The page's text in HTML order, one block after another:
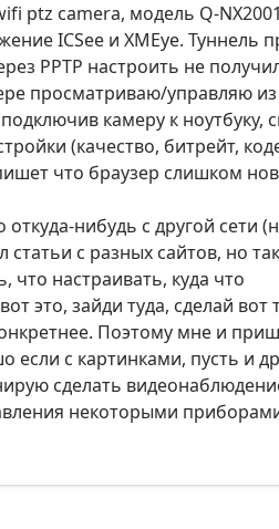
ptz camera, модель Q-
ICSee и XMEye. Туннель
PPTP настроить не
просматриваю/управляю из
камеру к ноутбуку,
(качество, битрейт,
что браузер слишком
нибудь с другой сети
с разных сайтов, но
настраивать, куда что
это, зайди туда, сделай вот
Поэтому мне и
с картинками, пусть и
сделать
некоторыми